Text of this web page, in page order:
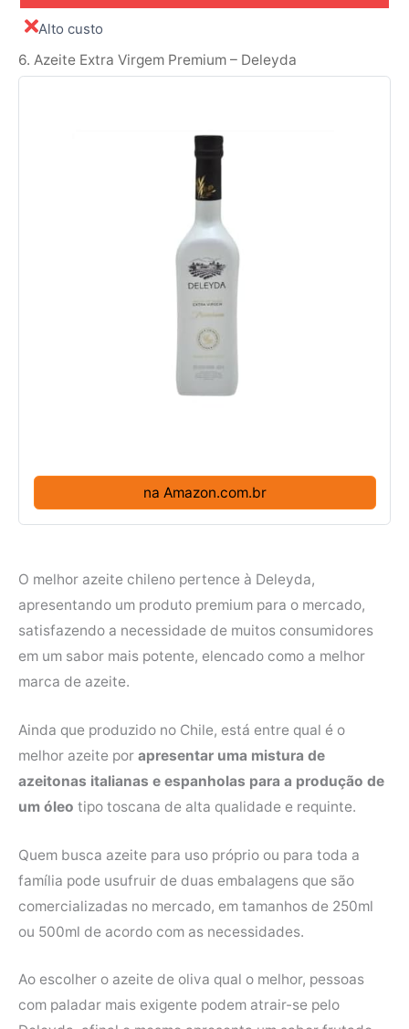
Alto custo
6. Azeite Extra Virgem Premium – Deleyda
na Amazon.com.br
O melhor azeite chileno pertence à Deleyda,
apresentando um produto premium para o mercado,
satisfazendo a necessidade de muitos consumidores
em um sabor mais potente, elencado como a melhor
marca de azeite.
Ainda que produzido no Chile, está entre qual é o
melhor azeite por apresentar uma mistura de
azeitonas italianas e espanholas para a produção de
um óleo tipo toscana de alta qualidade e requinte.
Quem busca azeite para uso próprio ou para toda a
família pode usufruir de duas embalagens que são
comercializadas no mercado, em tamanhos de 250ml
ou 500ml de acordo com as necessidades.
Ao escolher o azeite de oliva qual o melhor, pessoas
com paladar mais exigente podem atrair-se pelo